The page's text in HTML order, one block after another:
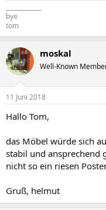
bye
tom
moskal
Well-Known
11 Juni 2018
Hallo Tom,
das Möbel würde sich
stabil und ansprechend
nicht so ein riesen
Gruß, helmut